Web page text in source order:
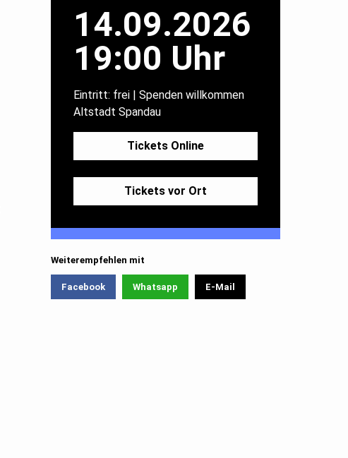
14.09.2026
19:00 Uhr
Eintritt: frei | Spenden willkommen
Altstadt Spandau
Tickets Online
Tickets vor Ort
Weiterempfehlen mit
Facebook Whatsapp E-Mail